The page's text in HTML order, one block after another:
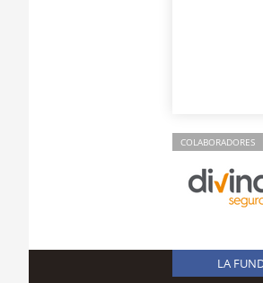
COLABORADORES
LA